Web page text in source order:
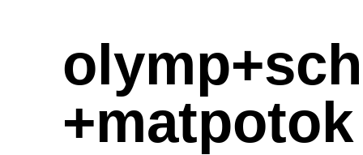
+matpotok